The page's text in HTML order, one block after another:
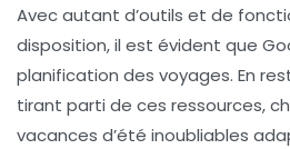
Avec autant d’outils et de
disposition, il est évident que
planification des voyages. En
tirant parti de ces ressources,
vacances d’été inoubliables